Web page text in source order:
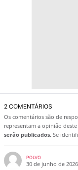
2 COMENTÁRIOS
Os comentários são de
representam a opinião deste
serão publicados. Se
POLVO
30 de junho de 2026